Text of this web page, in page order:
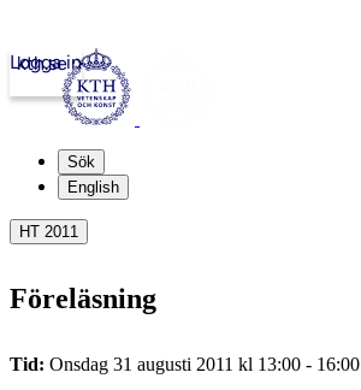
kth.se
Logga in
Sök
English
HT 2011
Föreläsning
Tid: Onsdag 31 augusti 2011 kl 13:00 - 16:00